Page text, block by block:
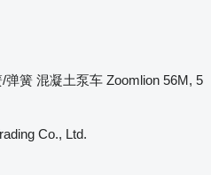
弹簧 混凝土泵车 Zoomlion 56M, 5
Co., Ltd.